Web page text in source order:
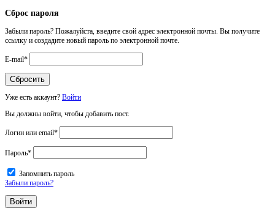
Сброс пароля
Забыли пароль? Пожалуйста, введите свой адрес электронной почты. Вы получите
ссылку и создадите новый пароль по электронной почте.
E-mail*
Уже есть аккаунт? Войти
Вы должны войти, чтобы добавить пост.
Логин или email*
Пароль*
Запомнить пароль
Забыли пароль?